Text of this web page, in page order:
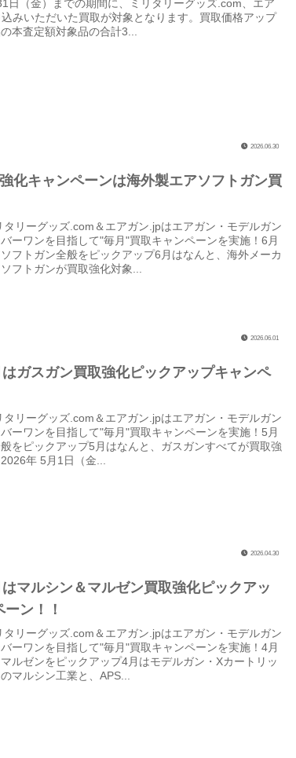
日（金）までの期間に、ミリタリーグッズ.com、エア
みいただいた買取が対象となります。買取価格アップ
本査定額対象品の合計3...
2026.06.30
化キャンペーンは海外製エアソフトガン買
タリーグッズ.com＆エアガン.jpはエアガン・モデルガン
ーワンを目指して"毎月"買取キャンペーンを実施！6月
フトガン全般をピックアップ6月はなんと、海外メーカ
フトガンが買取強化対象...
2026.06.01
ガスガン買取強化ピックアップキャンペ
タリーグッズ.com＆エアガン.jpはエアガン・モデルガン
ーワンを目指して"毎月"買取キャンペーンを実施！5月
をピックアップ5月はなんと、ガスガンすべてが買取強
年 5月1日（金...
2026.04.30
マルシン＆マルゼン買取強化ピックアッ
ン！！
タリーグッズ.com＆エアガン.jpはエアガン・モデルガン
ーワンを目指して"毎月"買取キャンペーンを実施！4月
ルゼンをピックアップ4月はモデルガン・Xカートリッ
マルシン工業と、APS...